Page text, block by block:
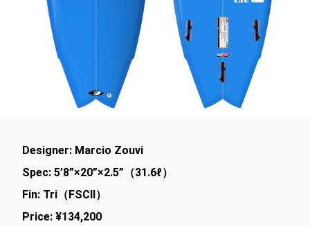
Designer: Marcio Zouvi
Spec: 5’8”×20”×2.5”（31.6ℓ）
Fin: Tri（FSCⅡ）
Price: ¥134,200